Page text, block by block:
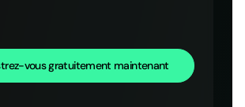
vous gratuitement maintenant